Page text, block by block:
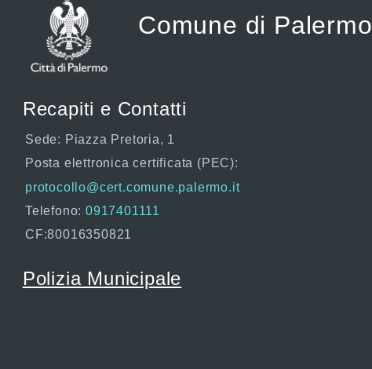
Comune di Palermo
Recapiti e Contatti
Sede: Piazza Pretoria, 1
Posta elettronica certificata (PEC):
protocollo@cert.comune.palermo.it
Telefono: 0917401111
CF:80016350821
Polizia Municipale